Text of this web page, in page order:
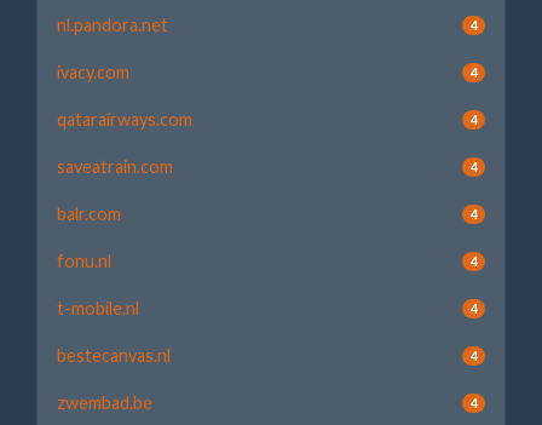
nl.pandora.net 4
ivacy.com 4
qatarairways.com 4
saveatrain.com 4
balr.com 4
fonu.nl 4
t-mobile.nl 4
bestecanvas.nl 4
zwembad.be 4